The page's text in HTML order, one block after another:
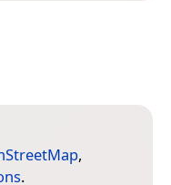
,
.